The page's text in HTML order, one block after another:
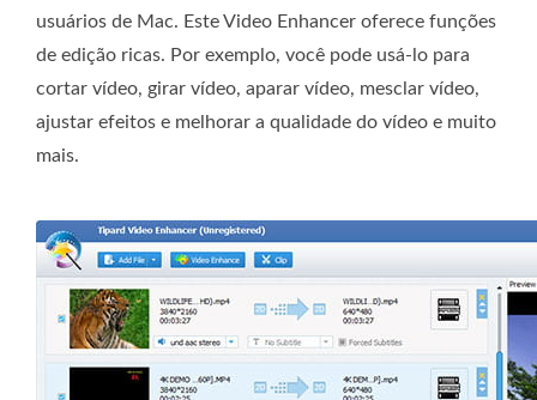
usuários de Mac. Este Video Enhancer oferece funções
de edição ricas. Por exemplo, você pode usá-lo para
cortar vídeo, girar vídeo, aparar vídeo, mesclar vídeo,
ajustar efeitos e melhorar a qualidade do vídeo e muito
mais.